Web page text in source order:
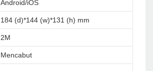
Android/iOS
184 (d)*144 (w)*131 (h) mm
2M
Mencabut